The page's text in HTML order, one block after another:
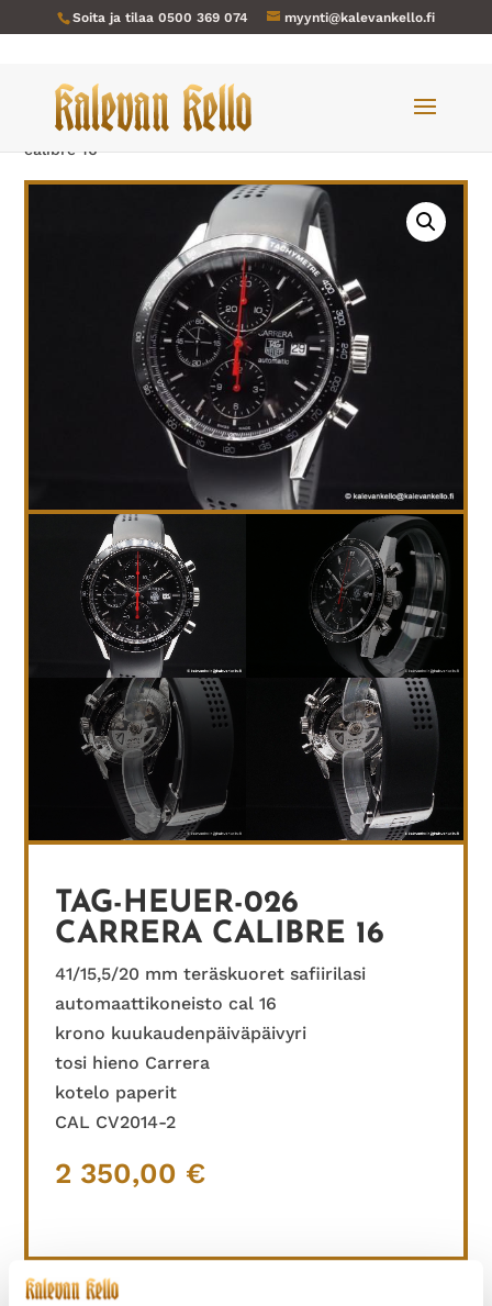
Soita ja tilaa 0500 369 074 myynti@kalevankello.fi
Verkkokauppa/Miesten kellot
/ TAG-HEUER-026 Carrera
calibre 16
TAG-HEUER-026
CARRERA CALIBRE 16
41/15,5/20 mm teräskuoret safiirilasi
automaattikoneisto cal 16
krono kuukaudenpäiväpäivyri
tosi hieno Carrera
kotelo paperit
CAL CV2014-2
2 350,00 €